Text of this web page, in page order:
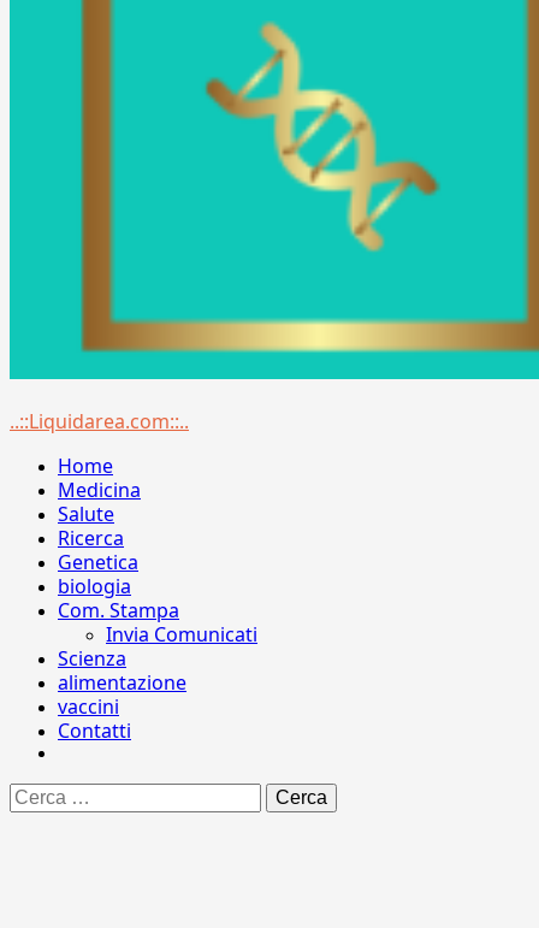
Menu
..::Liquidarea.com::..
Home
Medicina
Salute
Ricerca
Genetica
biologia
Com. Stampa
Invia Comunicati
Scienza
alimentazione
vaccini
Contatti
Ricerca
per: